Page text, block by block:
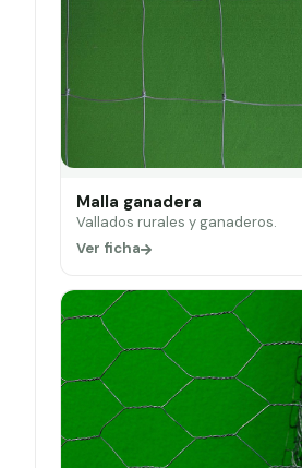
Malla ganadera
Vallados rurales y ganaderos.
Ver ficha